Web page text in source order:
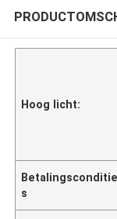
Hoog licht:
Betalingsconditie
s